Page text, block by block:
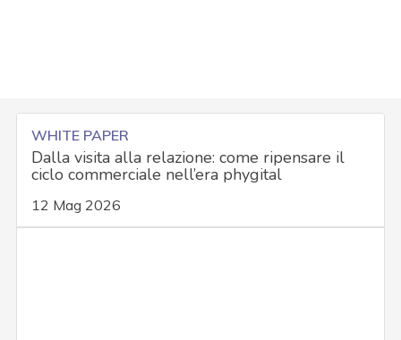
WHITE PAPER
Dalla visita alla relazione: come ripensare il
ciclo commerciale nell’era phygital
12 Mag 2026